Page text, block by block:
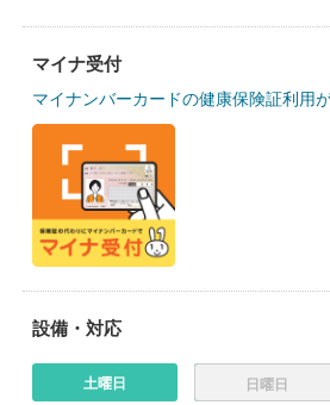
マイナ受付
マイナンバーカードの健康保険証利用
設備・対応
土曜日 日曜日